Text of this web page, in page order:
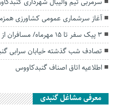
آغاز سرشماری عمومی کشاورزی
۳ پیک سفر تا ۱۵ مهرماه/ مسافران از خراسان به شمال می‌روند
تصادف شب گذشته خیابان سرابی
اطلاعیه اتاق اصناف گنبدکاووس
معرفی مشاغل گنبدی